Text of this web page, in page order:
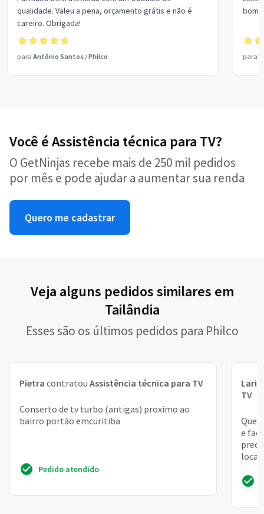
qualidade. Valeu a pena, orçamento grátis e não é
careiro. Obrigada!
para Antônio Santos /Philco
bom
para
Você é Assistência técnica para TV?
O GetNinjas recebe mais de 250 mil pedidos
por mês e pode ajudar a aumentar sua renda
Quero me cadastrar
Veja alguns pedidos similares em
Tailândia
Esses são os últimos pedidos para Philco
Pietra contratou Assistência técnica para TV
Conserto de tv turbo (antigas) proximo ao
bairro portão emcuritiba
Pedido atendido
TV
e
local